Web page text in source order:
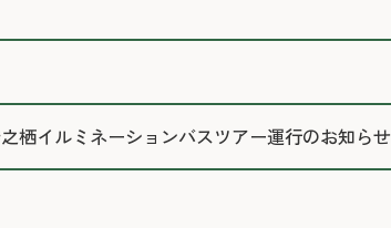
栖イルミネーションバスツアー運行のお知らせ